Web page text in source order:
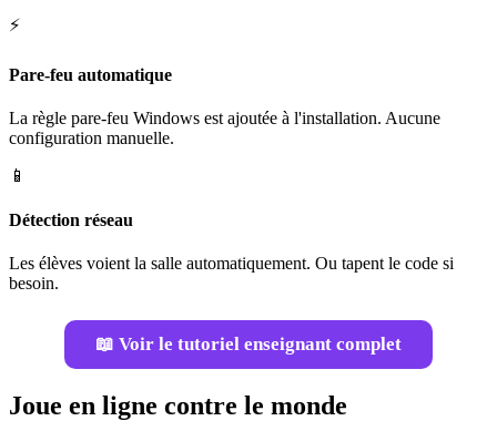
⚡
Pare-feu automatique
La règle pare-feu Windows est ajoutée à l'installation. Aucune
configuration manuelle.
📱
Détection réseau
Les élèves voient la salle automatiquement. Ou tapent le code si
besoin.
📖 Voir le tutoriel enseignant complet
Joue en ligne contre le monde